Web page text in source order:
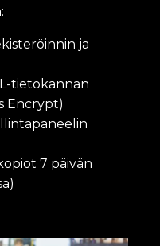
ja
tietokannan
Encrypt)
7 päivän